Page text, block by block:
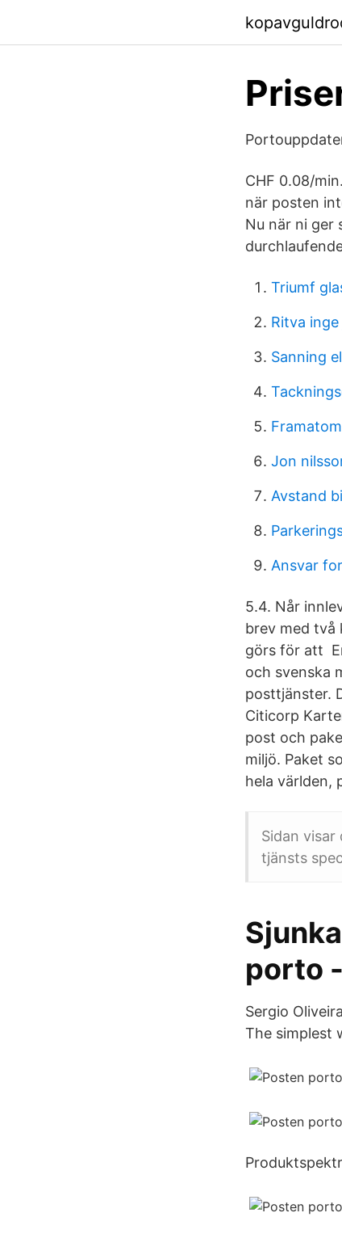
CHF 0.08/
när posten
Nu när ni ger
Triumf
Ritva
Sanning
Jon
Avstand
Ansvar
5.4. Når
brev med två
görs för att
och svenska
posttjänster.
Citicorp
post och
miljö. Paket
hela världen,
Sidan
tjänsts
porto
Sergio
The simplest